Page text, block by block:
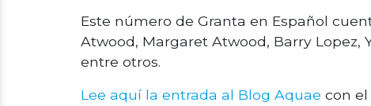
Este número de Granta en Español
Atwood, Margaret Atwood, Barry Lopez,
entre otros.
Lee aquí la entrada al Blog Aquae con el